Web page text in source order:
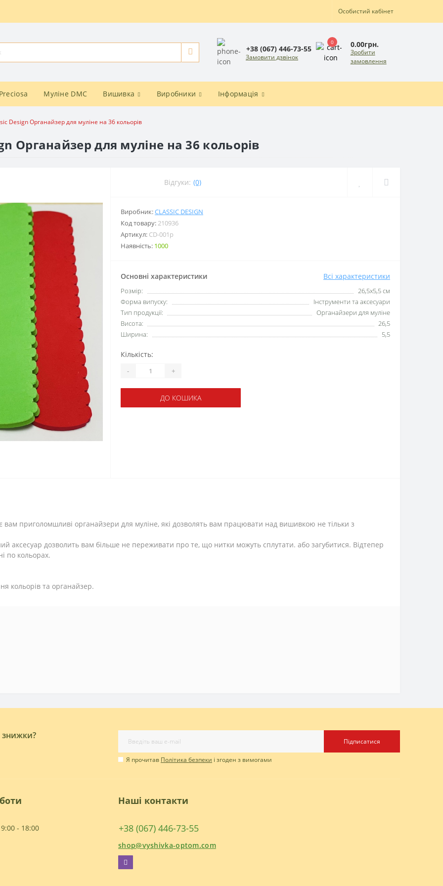
Особистий кабінет
+38 (067) 446-73-55
Замовити дзвінок
0 0.00грн.
Зробити
замовлення
Муліне DMC Вишивка Виробники Інформація
Design Органайзер для муліне на 36 кольорів
Органайзер для муліне на 36 кольорів
Відгуки: (0)
Виробник:CLASSIC DESIGN
Код товару:210936
Артикул: CD-001р
Наявність: 1000
Основні характеристики Всі характеристики
Розмір:
26,5x5,5 см
Форма випуску:
Інструменти та аксесуари
Тип продукції:
Органайзери для муліне
Висота:
26,5
Ширина:
5,5
Кількість:
- +
ДО КОШИКА
приголомшливі органайзери для муліне, які дозволять вам працювати над вишивкою не тільки з
аксесуар дозволить вам більше не переживати про те, що нитки можуть сплутати. або загубитися. Відтепер
по кольорах.
кольорів та органайзер.
знижки?
Підписатися
Я прочитав Політика безпеки і згоден з вимогами
- 18:00
Наші контакти
+38 (067) 446-73-55
shop@vyshivka-optom.com